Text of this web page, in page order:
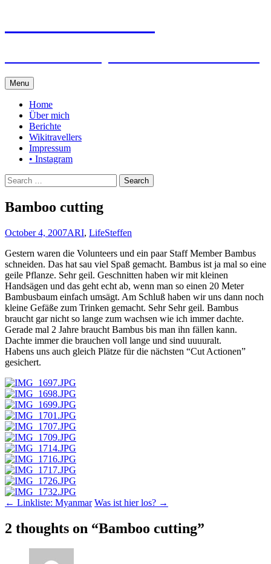
Menu Skip
to
content
Home
Über mich
Berichte
Wikitravellers
Impressum
• Instagram
Search
for:
Bamboo cutting
October 4, 2007ARI, LifeSteffen
Gestern waren die Volunteers und ein paar Staff Member Bambus
schneiden. Das hat sau viel Spaß gemacht. Bambus ist ja mal so eine
geile Pflanze. Sehr geil. Geschnitten haben wir mit kleinen
Handsägen und das geht echt ab, wenn man so einen 20 Meter
Bambusbaum einfach umsägt. Am Schluß haben wir uns dann noch
kleine Gefäße zum Trinken gemacht. Sehr Sehr geil. Bambus
braucht gar nicht so lange zum wachsen wie ich immer dachte.
Gerade mal 2 Jahre braucht Bambus bis man ihn fällen kann.
Dachte immer die brauchen voll lange und sind uuuuralt.
Habens uns auch gleich Plätze für die nächsten “Cut Actionen”
gesichert.
Post
navigation
← Linkliste: Myanmar Was ist hier los? →
2 thoughts on “Bamboo cutting”